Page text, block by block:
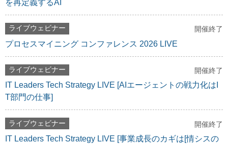
を再定義するAI
ライブウェビナー 開催終了
プロセスマイニング コンファレンス 2026 LIVE
ライブウェビナー 開催終了
IT Leaders Tech Strategy LIVE [AIエージェントの戦力化はI
T部門の仕事]
ライブウェビナー 開催終了
IT Leaders Tech Strategy LIVE [事業成長のカギは[情シスの